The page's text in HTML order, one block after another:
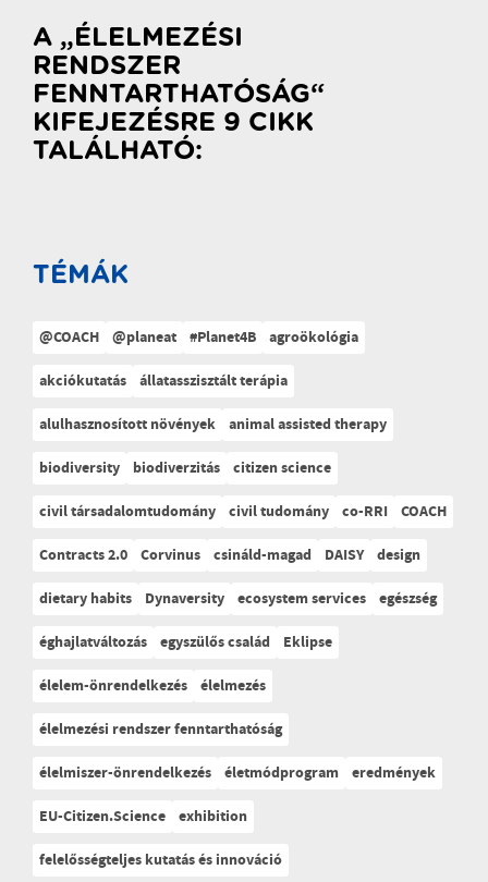
TÉMÁK
@COACH @planeat #Planet4B agroökológia
akciókutatás állatasszisztált terápia
alulhasznosított növények animal assisted therapy
biodiversity
biodiverzitás citizen science
civil társadalomtudomány civil tudomány co-RRI COACH
Contracts 2.0 Corvinus csináld-magad DAISY design
dietary habits
Dynaversity ecosystem services egészség
éghajlatváltozás egyszülős család
Eklipse
élelem-önrendelkezés élelmezés
élelmezési rendszer fenntarthatóság
élelmiszer-önrendelkezés életmódprogram eredmények
EU-Citizen.Science exhibition
felelősségteljes kutatás és innováció
A „ÉLELMEZÉSI
RENDSZER
FENNTARTHATÓSÁG“
KIFEJEZÉSRE 9 CIKK
TALÁLHATÓ: